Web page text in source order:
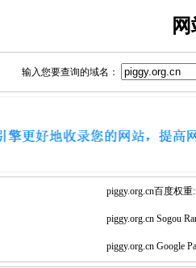
输入您要查询的域名：
piggy.org.cn百度权重:
piggy.org.cn Sogou
piggy.org.cn Google